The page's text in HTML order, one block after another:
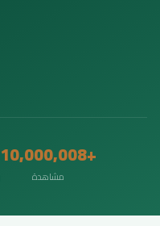
+10,000,008
مشاهدة